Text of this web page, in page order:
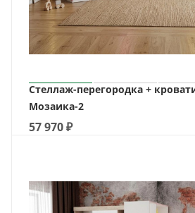
Стеллаж-перегородка +
Мозаика-2
57 970₽